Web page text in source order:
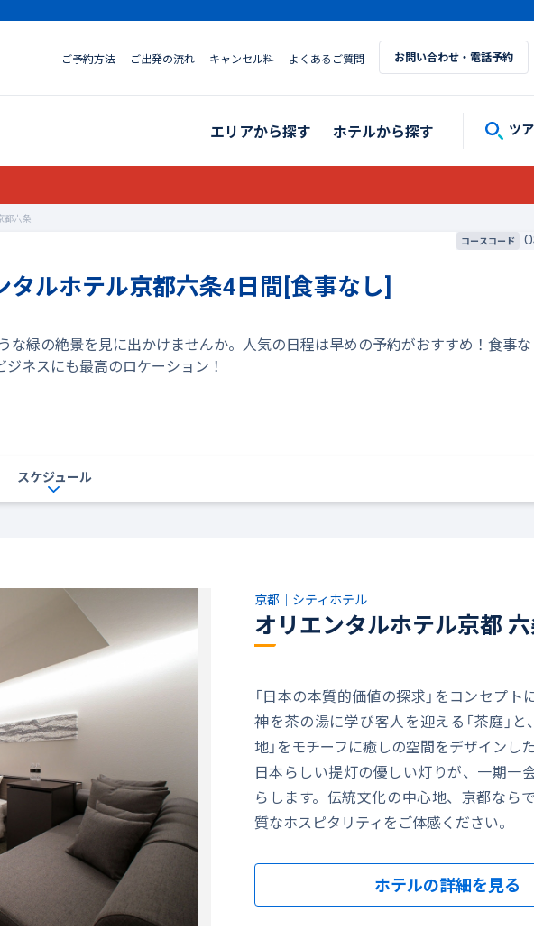
ご予約方法 ご出発の流れ キャンセル料 よくあるご質問 お問い合わせ・電話予約
エリアから探す ホテルから探す ツ
都六条
コースコード
ルホテル京都六条4日間[食事なし]
な緑の絶景を見に出かけませんか。人気の日程は早めの予約がおすすめ！食事
ネスにも最高のロケーション！
スケジュール
京都｜シティホテル
オリエンタルホテル京都
「日本の本質的価値の探求」をコンセプト
神を茶の湯に学び客人を迎える「茶庭」と
地」をモチーフに癒しの空間をデザインし
日本らしい提灯の優しい灯りが、一期一
らします。伝統文化の中心地、京都なら
質なホスピタリティをご体感ください。
ホテルの詳細を見る